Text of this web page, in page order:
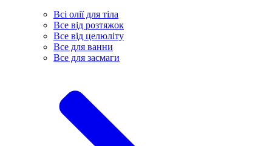
Всі олії для тіла
Все від розтяжок
Все від целюліту
Все для ванни
Все для засмаги